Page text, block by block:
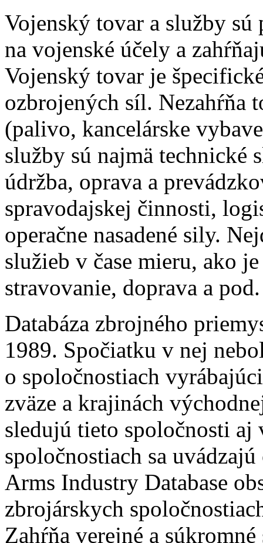
Vojenský tovar a služby
na vojenské účely a
Vojenský tovar je
ozbrojených síl. Nezahŕňa
(palivo, kancelárske
služby sú najmä technické
údržba, oprava a
spravodajskej činnosti,
operačne nasadené sily.
služieb v čase mieru, ako
stravovanie, doprava a pod.
Databáza zbrojného
1989. Spočiatku v nej
o spoločnostiach
zväze a krajinách
sledujú tieto spoločnosti
spoločnostiach sa
Arms Industry Database
zbrojárskych
Zahŕňa verejné a